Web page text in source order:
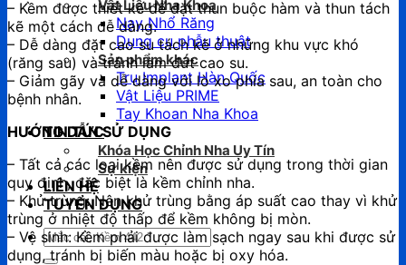
Vật Liệu Nha Khoa
Nạy Nhổ Răng
Dụng cụ phẫu thuật
Sản phẩm khác
Trụ Implant Hàn Quốc
Vật Liệu PRIME
Tay Khoan Nha Khoa
TIN TỨC
Khóa Học Chỉnh Nha Uy Tín
Sự kiện
LIÊN HỆ
TUYỂN DỤNG
Tìm
kiếm:
– Kềm được thiết kế để đặt thun buộc hàm và thun tách
kẽ một cách dễ dàng.
– Dễ dàng đặt cao su tách kẽ ở những khu vực khó
(răng sau) và tránh làm đứt cao su.
– Giảm gãy và dễ dàng với lò xo phía sau, an toàn cho
bệnh nhân.
HƯỚNG DẪN SỬ DỤNG
– Tất cả các loại kềm nên được sử dụng trong thời gian
quy định, đặc biệt là kềm chỉnh nha.
– Khử trùng: Nên khử trùng bằng áp suất cao thay vì khử
trùng ở nhiệt độ thấp để kềm không bị mòn.
– Vệ sinh: Kềm phải được làm sạch ngay sau khi được sử
dụng, tránh bị biến màu hoặc bị oxy hóa.